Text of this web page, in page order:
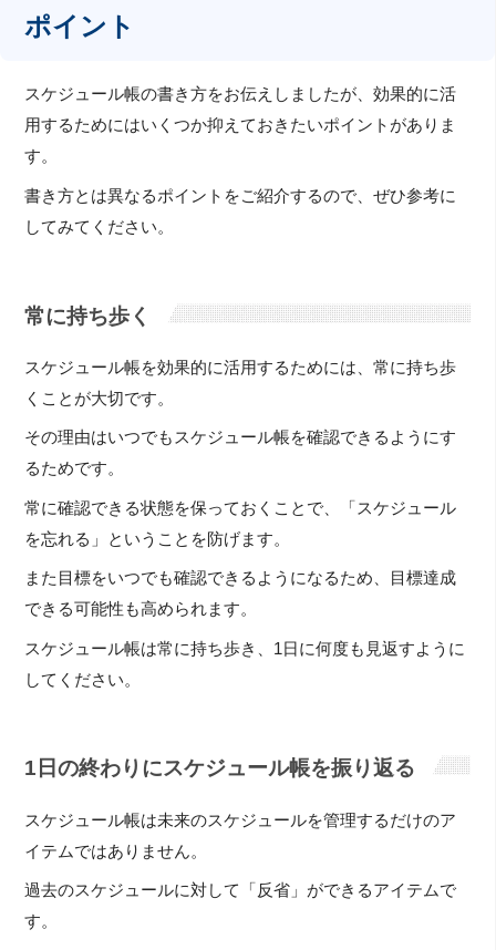
ポイント
スケジュール帳の書き方をお伝えしましたが、効果的に活
用するためにはいくつか抑えておきたいポイントがありま
す。
書き方とは異なるポイントをご紹介するので、ぜひ参考に
してみてください。
常に持ち歩く
スケジュール帳を効果的に活用するためには、常に持ち歩
くことが大切です。
その理由はいつでもスケジュール帳を確認できるようにす
るためです。
常に確認できる状態を保っておくことで、「スケジュール
を忘れる」ということを防げます。
また目標をいつでも確認できるようになるため、目標達成
できる可能性も高められます。
スケジュール帳は常に持ち歩き、1日に何度も見返すように
してください。
1日の終わりにスケジュール帳を振り返る
スケジュール帳は未来のスケジュールを管理するだけのア
イテムではありません。
過去のスケジュールに対して「反省」ができるアイテムで
す。